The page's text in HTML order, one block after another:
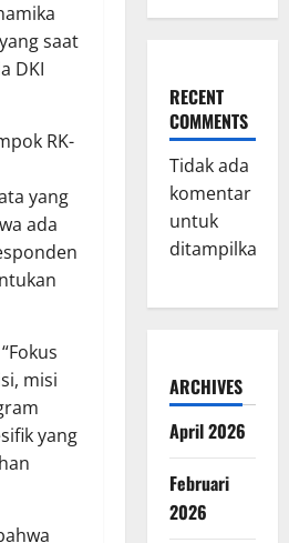
saat
DKI
RK-
yang
ada
misi
yang
RECENT
COMMENTS
Tidak ada
komentar
untuk
ditampilkan.
ARCHIVES
April 2026
Februari
2026